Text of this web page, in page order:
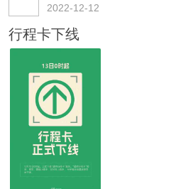
2022-12-12
行程卡下线